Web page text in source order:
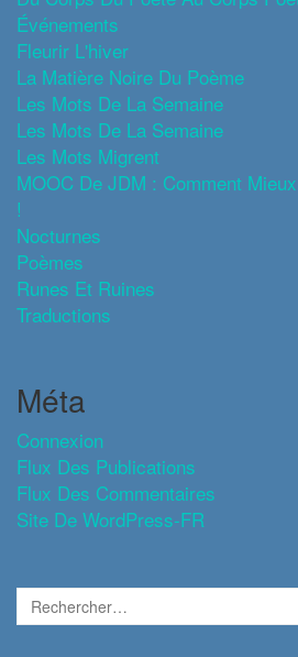
Événements
Fleurir L'hiver
La Matière Noire Du Poème
Les Mots De La Semaine
Les Mots De La Semaine
Les Mots Migrent
MOOC De JDM : Comment
!
Nocturnes
Poèmes
Runes Et Ruines
Traductions
Méta
Connexion
Flux Des Publications
Flux Des Commentaires
Site De WordPress-FR